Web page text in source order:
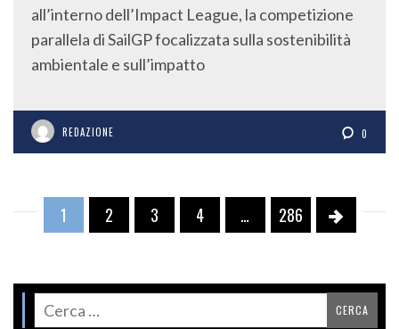
all’interno dell’Impact League, la competizione
parallela di SailGP focalizzata sulla sostenibilità
ambientale e sull’impatto
REDAZIONE 0
1 2 3 4 … 286